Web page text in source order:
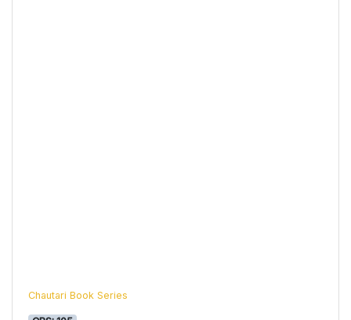
Chautari Book Series